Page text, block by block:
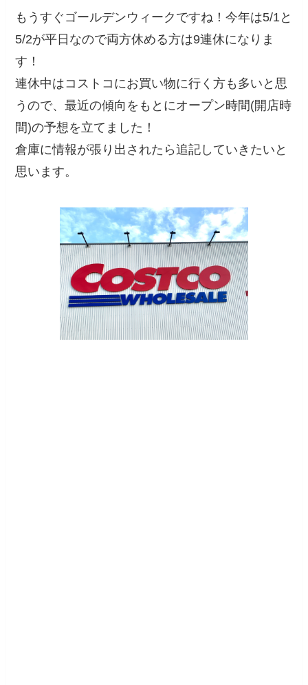
もうすぐゴールデンウィークですね！今年は5/1と
5/2が平日なので両方休める方は9連休になりま
す！
連休中はコストコにお買い物に行く方も多いと思
うので、最近の傾向をもとにオープン時間(開店時
間)の予想を立てました！
倉庫に情報が張り出されたら追記していきたいと
思います。